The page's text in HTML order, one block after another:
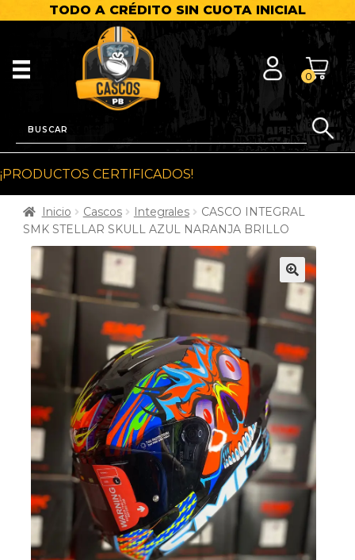
TODO A CRÉDITO SIN CUOTA INICIAL
0
¡PRODUCTOS CERTIFICADOS!
Inicio Cascos Integrales
CASCO INTEGRAL
SMK STELLAR SKULL AZUL NARANJA BRILLO
🔍